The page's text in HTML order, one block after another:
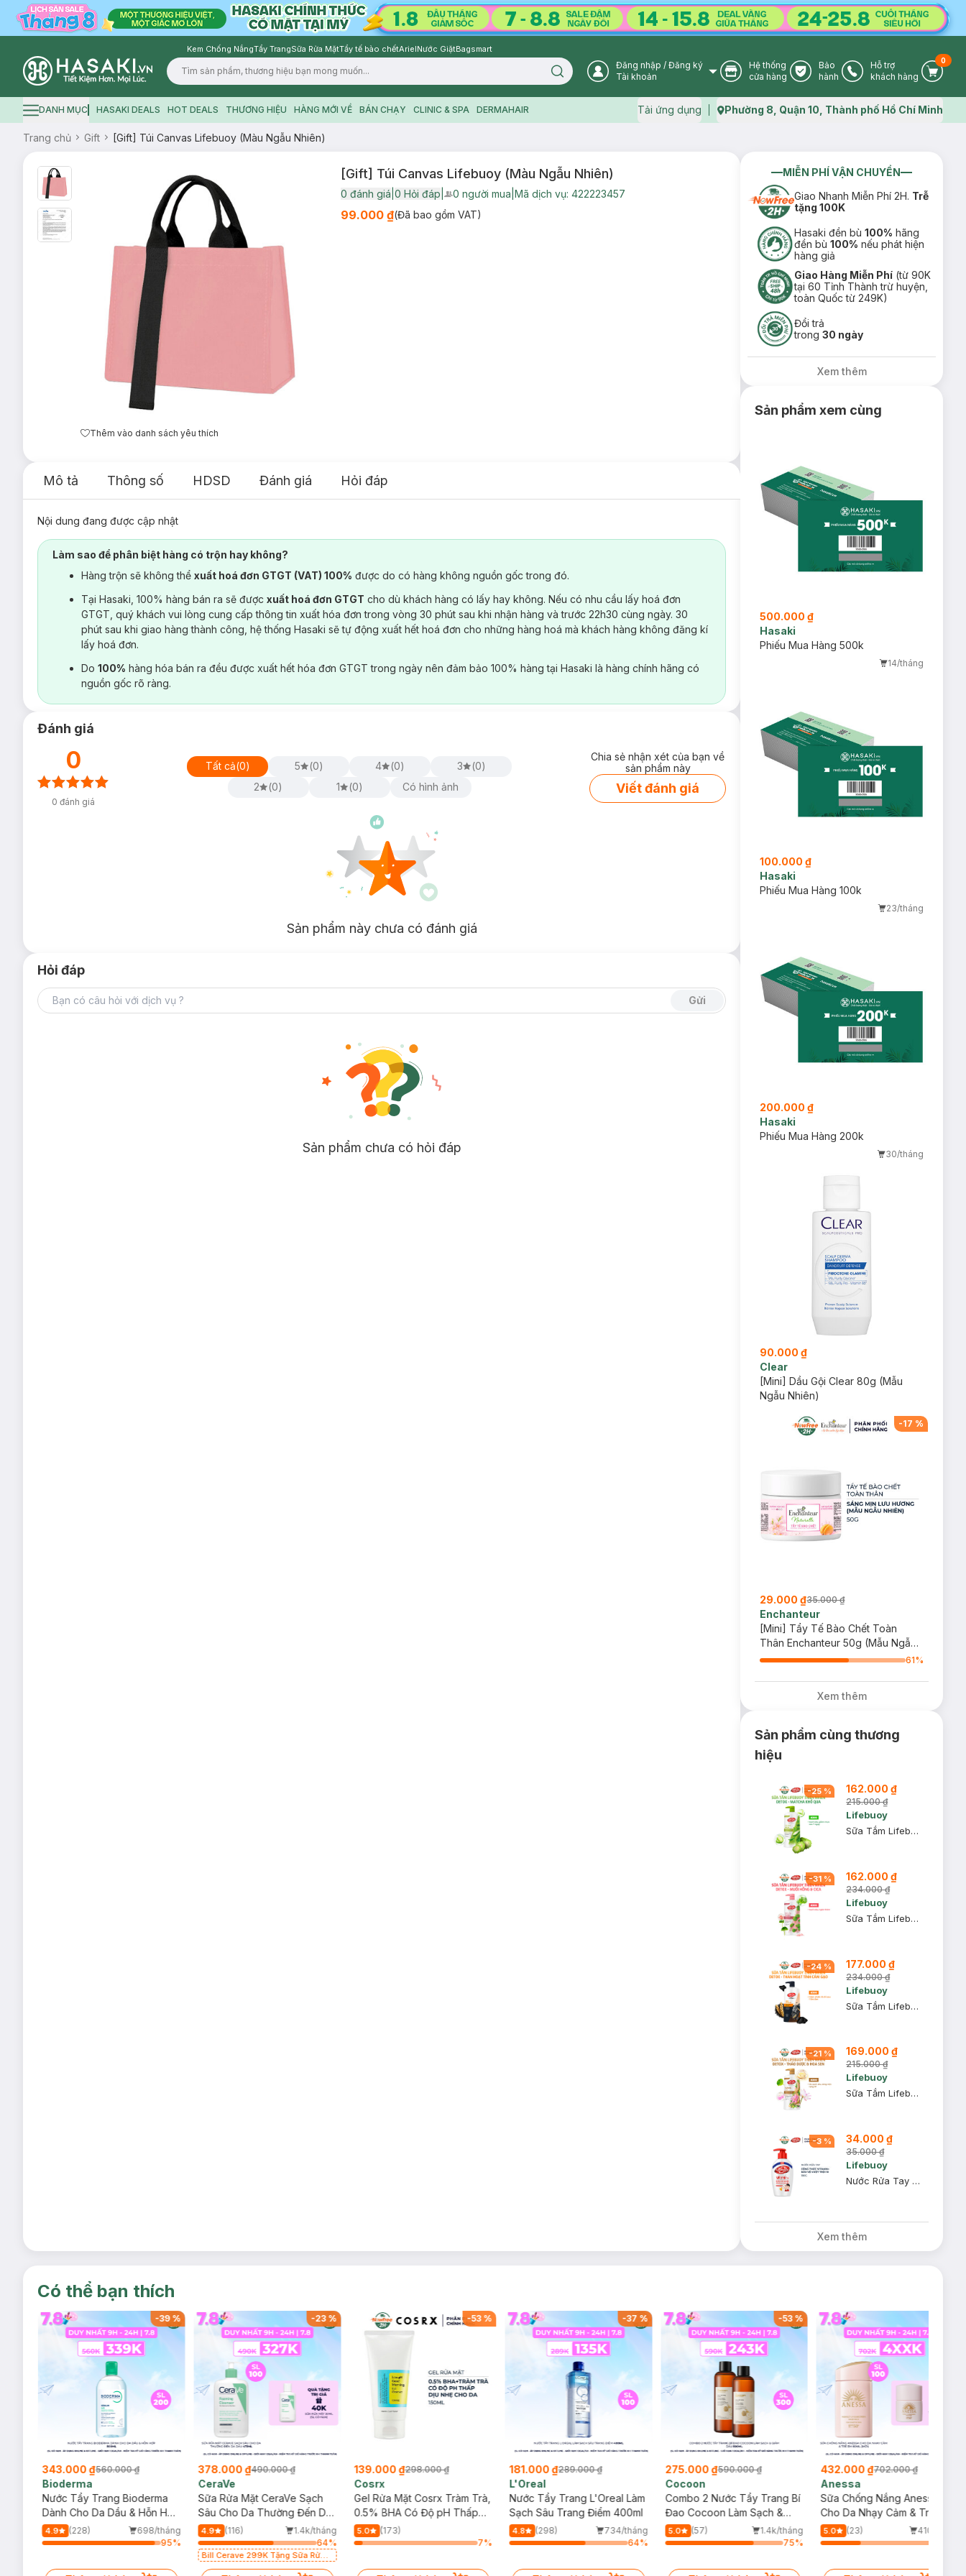
Kem Chống NắngTẩy TrangSữa Rửa MặtTẩy tế bào chếtArielNước GiặtBagsmart
Logo
Search icon User Icon
Đăng nhập / Đăng ký
Tài khoản
Store Icon
Hệ thống
cửa hàng
Warranty Icon
Bảo
hành
Phone Icon
Hỗ trợ
khách hàng
Cart
0
Hamburger icon
DANH MỤC HASAKI DEALS HOT DEALS THƯƠNG HIỆU HÀNG MỚI VỀ BÁN CHẠY CLINIC & SPA DERMAHAIR Tải ứng dụng Map icon
Phường 8, Quận 10, Thành phố Hồ Chí Minh
Trang chủ Gift [Gift] Túi Canvas Lifebuoy (Màu Ngẫu Nhiên)
Thêm vào danh sách yêu thích
[Gift] Túi Canvas Lifebuoy (Màu Ngẫu Nhiên)
0 đánh giá 0 Hỏi đáp User Product Icon
0 người mua Mã dịch vụ: 422223457
99.000 ₫(Đã bao gồm VAT)
Mô tả Thông số HDSD Đánh giá Hỏi đáp
Nội dung đang được cập nhật
Làm sao để phân biệt hàng có trộn hay không?
Hàng trộn sẽ không thể xuất hoá đơn GTGT (VAT) 100% được do có hàng không nguồn gốc trong đó.
Tại Hasaki, 100% hàng bán ra sẽ được xuất hoá đơn GTGT cho dù khách hàng có lấy hay không. Nếu có nhu cầu lấy hoá đơn
GTGT, quý khách vui lòng cung cấp thông tin xuất hóa đơn trong vòng 30 phút sau khi nhận hàng và trước 22h30 cùng ngày. 30
phút sau khi giao hàng thành công, hệ thống Hasaki sẽ tự động xuất hết hoá đơn cho những hàng hoá mà khách hàng không đăng kí
lấy hoá đơn.
Do 100% hàng hóa bán ra đều được xuất hết hóa đơn GTGT trong ngày nên đảm bảo 100% hàng tại Hasaki là hàng chính hãng có
nguồn gốc rõ ràng.
Đánh giá
0
0 đánh giá
Tất cả(0) 5 (0) 4 (0) 3 (0)
2
(0) 1 (0) Có hình ảnh
Chia sẻ nhận xét của bạn về
sản phẩm này
Viết đánh giá
Sản phẩm này chưa có đánh giá
Hỏi đáp
Gửi
Sản phẩm chưa có hỏi đáp
MIỄN PHÍ VẬN CHUYỂN
Giao Nhanh Miễn Phí 2H. Trễ
tặng 100K
Hasaki đền bù100% hãng
đền bù100% nếu phát hiện
hàng giả
Giao Hàng Miễn Phí (từ 90K
tại 60 Tỉnh Thành trừ huyện,
toàn Quốc từ 249K)
Đổi trả
trong30 ngày
Xem thêm
Sản phẩm xem cùng
500.000 ₫
Hasaki
Phiếu Mua Hàng 500k
14/tháng
100.000 ₫
Hasaki
Phiếu Mua Hàng 100k
23/tháng
200.000 ₫
Hasaki
Phiếu Mua Hàng 200k
30/tháng
90.000 ₫
Clear
[Mini] Dầu Gội Clear 80g (Mẫu
Ngẫu Nhiên)
-17 %
29.000 ₫35.000 ₫
Enchanteur
[Mini] Tẩy Tế Bào Chết Toàn
Thân Enchanteur 50g (Mẫu Ngẫu
Nhiên)
61%
Xem thêm
Sản phẩm cùng thương
hiệu
-25 % 162.000 ₫
215.000 ₫
Lifebuoy
Sữa Tắm Lifebuoy Detox Matcha & Khổ Qua 800g
-31 % 162.000 ₫
234.000 ₫
Lifebuoy
Sữa Tắm Lifebuoy Detox Muối Hồng & Rau Má 800g
-24 % 177.000 ₫
234.000 ₫
Lifebuoy
Sữa Tắm Lifebuoy Detox Than Hoạt Tính & Cám Gạo Cho Nam 800g
-21 % 169.000 ₫
215.000 ₫
Lifebuoy
Sữa Tắm Lifebuoy Detox Thảo Dược & Hoa Sen 800g
-3 % 34.000 ₫
35.000 ₫
Lifebuoy
Nước Rửa Tay Lifebuoy Bảo Vệ Vượt Trội 10 (Chai 180g)
Xem thêm
Có thể bạn thích
-39%
343.000 ₫560.000 ₫
Bioderma
Nước Tẩy Trang Bioderma
Dành Cho Da Dầu & Hỗn Hợp
500ml
4.9 (228)
698/tháng
95%
-23%
378.000 ₫490.000 ₫
CeraVe
Sữa Rửa Mặt CeraVe Sạch
Sâu Cho Da Thường Đến Da
Dầu 473ml
4.9 (116)
1.4k/tháng
64%
Bill Cerave 299K Tặng Sữa Rửa
-53%
139.000 ₫298.000 ₫
Cosrx
Gel Rửa Mặt Cosrx Tràm Trà,
0.5% BHA Có Độ pH Thấp
150ml
5.0
(173)
7%
-37 %
181.000 ₫289.000 ₫
L'Oreal
Nước Tẩy Trang L'Oreal Làm
Sạch Sâu Trang Điểm 400ml
4.8 (298)
734/tháng
64%
-53%
275.000 ₫590.000 ₫
Cocoon
Combo 2 Nước Tẩy Trang Bí
Đao Cocoon Làm Sạch &
Giảm Dầu 500ml
5.0 (57)
1.4k/tháng
75%
432.000 ₫702.000 ₫
Anessa
Sữa Chống Nắng Anessa
Cho Da Nhạy Cảm & Trẻ Em
60ml (Mới)
5.0 (23)
410/tháng